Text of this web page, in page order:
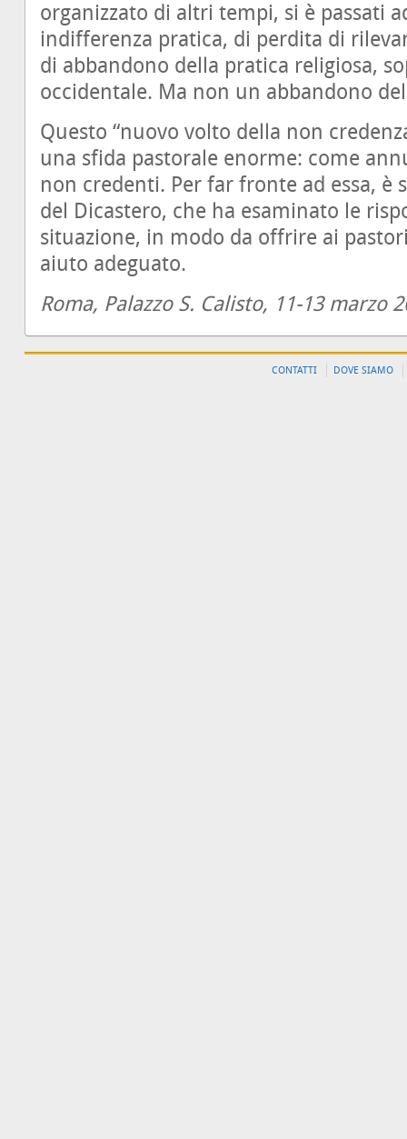
organizzato di altri tempi, si è passati
indifferenza pratica, di perdita di
di abbandono della pratica religiosa,
occidentale. Ma non un abbandono
Questo “nuovo volto della non
una sfida pastorale enorme: come
non credenti. Per far fronte ad essa, è
del Dicastero, che ha esaminato le
situazione, in modo da offrire ai
aiuto adeguato.
Roma, Palazzo S. Calisto, 11-13 marzo
CONTATTI DOVE SIAMO